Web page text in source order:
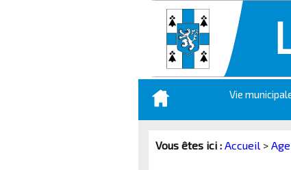
Aller
contenu
Vie
Vous êtes ici : Accueil>